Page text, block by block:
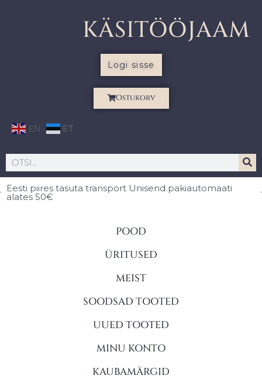
KÄSITÖÖJAAM
Logi sisse
Ostukorv
EN ET
Eesti piires tasuta transport Unisend pakiautomaati
alates 50€
POOD
ÜRITUSED
MEIST
SOODSAD TOOTED
UUED TOOTED
MINU KONTO
KAUBAMÄRGID